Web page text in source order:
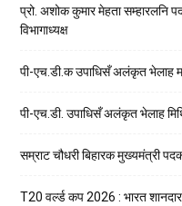
प्रो. अशोक कुमार मेहता सम्हारलनि
विभागाध्यक्ष
पी-एच.डी.क उपाधिसँ अलंकृत भेलाह
पी-एच.डी. उपाधिसँ अलंकृत भेलाह
सम्राट चौधरी बिहारक मुख्यमंत्री
T20 वर्ल्ड कप 2026 : भारत